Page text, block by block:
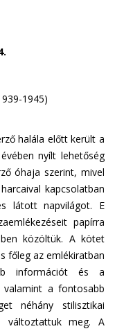
1945)
halála előtt került a
nyílt lehetőség
óhaja szerint, mivel
kapcsolatban
látott napvilágot. E
papírra
közöltük. A kötet
főleg az emlékiratban
információt és a
valamint a fontosabb
néhány stilisztikai
változtattuk meg. A